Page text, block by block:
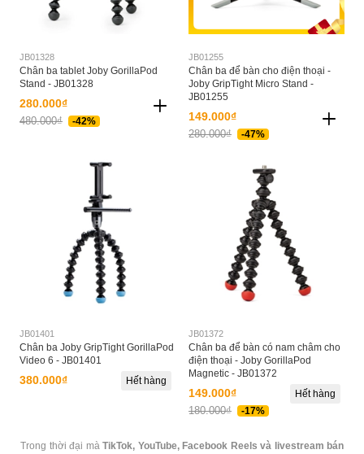
JB01328
Chân ba tablet Joby GorillaPod
Stand - JB01328
280.000₫
480.000₫ -42%
JB01255
Chân ba để bàn cho điện thoại -
Joby GripTight Micro Stand -
JB01255
149.000₫
280.000₫ -47%
JB01401
Chân ba Joby GripTight GorillaPod
Video 6 - JB01401
380.000₫ Hết hàng
JB01372
Chân ba để bàn có nam châm cho
điện thoại - Joby GorillaPod
Magnetic - JB01372
149.000₫
180.000₫ -17%
Hết hàng
Trong thời đại mà TikTok, YouTube, Facebook Reels và livestream bán